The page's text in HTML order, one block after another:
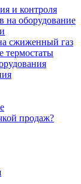
и контроля
на оборудование
сжиженный газ
термостаты
продаж?